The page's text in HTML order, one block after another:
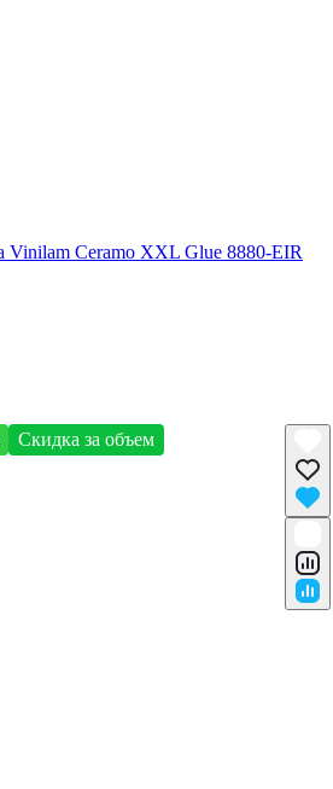
Vinilam Ceramo XXL Glue 8880-EIR
Скидка за объем